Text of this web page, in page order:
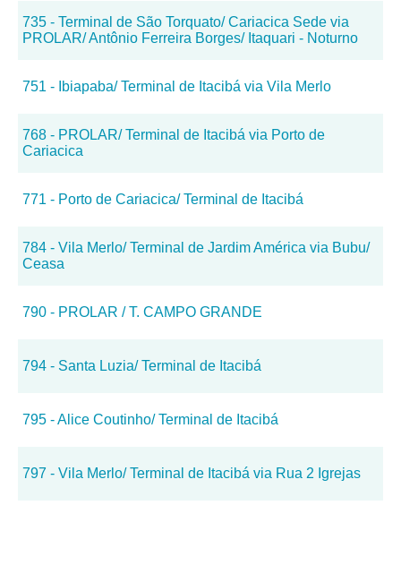
735 - Terminal de São Torquato/ Cariacica Sede via
PROLAR/ Antônio Ferreira Borges/ Itaquari - Noturno
751 - Ibiapaba/ Terminal de Itacibá via Vila Merlo
768 - PROLAR/ Terminal de Itacibá via Porto de
Cariacica
771 - Porto de Cariacica/ Terminal de Itacibá
784 - Vila Merlo/ Terminal de Jardim América via Bubu/
Ceasa
790 - PROLAR / T. CAMPO GRANDE
794 - Santa Luzia/ Terminal de Itacibá
795 - Alice Coutinho/ Terminal de Itacibá
797 - Vila Merlo/ Terminal de Itacibá via Rua 2 Igrejas